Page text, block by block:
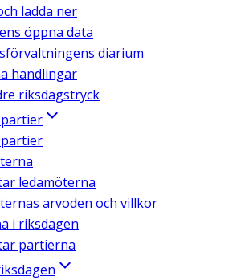
ladda ner
öppna data
diarium
handlingar
riksdagstryck
ledamöterna
arvoden och villkor
i riksdagen
partierna